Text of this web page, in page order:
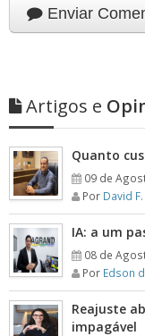
Enviar
Artigos e
Quanto
09 de
Por David
IA: a um
08 de
Por Edson
Reajuste
impagável